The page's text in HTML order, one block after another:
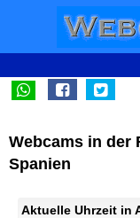
Webcams in der
Spanien
Aktuelle Uhrzeit in